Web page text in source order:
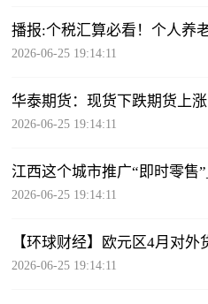
播报:个税汇算必看！个人养
2026-06-25 19:14:11
华泰期货：现货下跌期货上涨
2026-06-25 19:14:11
江西这个城市推广“即时零售
2026-06-25 19:14:11
【环球财经】欧元区4月对
2026-06-25 19:14:11